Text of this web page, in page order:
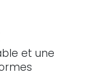
et une